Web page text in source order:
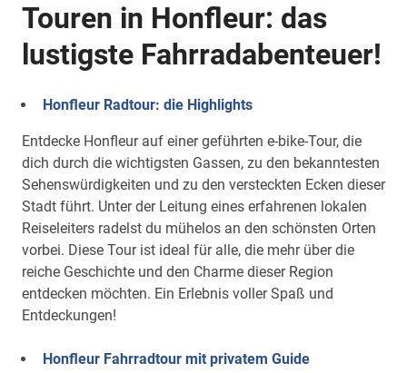
Touren in Honfleur: das
lustigste Fahrradabenteuer!
Honfleur Radtour: die Highlights
Entdecke Honfleur auf einer geführten e-bike-Tour, die
dich durch die wichtigsten Gassen, zu den bekanntesten
Sehenswürdigkeiten und zu den versteckten Ecken dieser
Stadt führt. Unter der Leitung eines erfahrenen lokalen
Reiseleiters radelst du mühelos an den schönsten Orten
vorbei. Diese Tour ist ideal für alle, die mehr über die
reiche Geschichte und den Charme dieser Region
entdecken möchten. Ein Erlebnis voller Spaß und
Entdeckungen!
Honfleur Fahrradtour mit privatem Guide